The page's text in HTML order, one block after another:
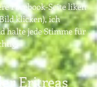
Facebook-Seite liken
klicken), ich
halte jede Stimme für
Eritreas